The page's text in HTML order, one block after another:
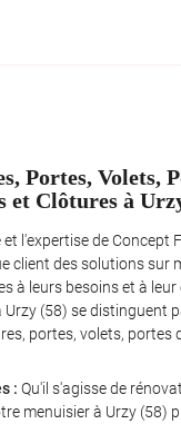
Portes, Volets,
et Clôtures à
l'expertise de Concept
client des solutions sur
à leurs besoins et à leur
(58) se distinguent
portes, volets, portes
: Qu'il s'agisse de
menuisier à Urzy (58)